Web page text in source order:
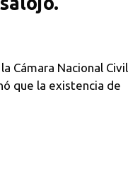
Cámara Nacional Civil,
que la existencia de